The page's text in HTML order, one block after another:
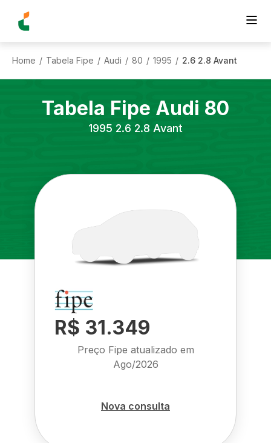
Home / Tabela Fipe / Audi / 80 / 1995 / 2.6 2.8 Avant
Tabela Fipe Audi 80
1995 2.6 2.8 Avant
R$ 31.349
Preço Fipe atualizado em
Ago/2026
Nova consulta